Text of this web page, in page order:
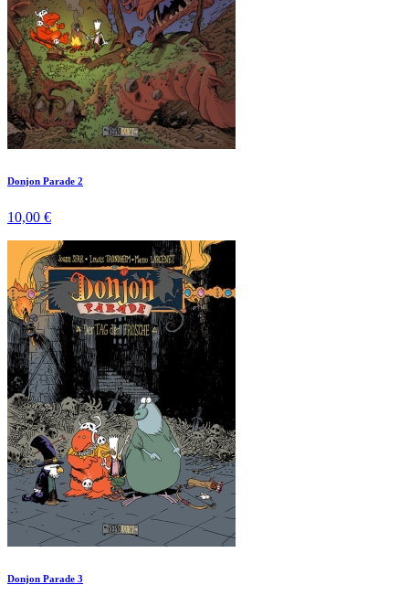
Donjon Parade 2
10,00 €
Donjon Parade 3